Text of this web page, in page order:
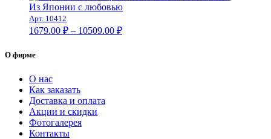
1437.00 ₽
8672.00 ₽
Из Японии с любовью
Арт. 10412
1679.00 ₽ – 10509.00 ₽Диапазон
О фирме
О нас
Как заказать
Доставка и оплата
Акции и скидки
Фотогалерея
Контакты